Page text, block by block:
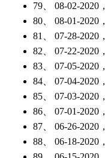
79、 08-02-2020，
80、 08-01-2020，
81、 07-28-2020，
82、 07-22-2020，
83、 07-05-2020，
84、 07-04-2020，
85、 07-03-2020，
86、 07-01-2020，
87、 06-26-2020，
88、 06-18-2020，